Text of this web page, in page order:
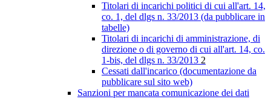
Titolari di incarichi politici di cui all'art. 14,
co. 1, del dlgs n. 33/2013 (da pubblicare in
tabelle)
Titolari di incarichi di amministrazione, di
direzione o di governo di cui all'art. 14, co.
1-bis, del dlgs n. 33/2013 2
Cessati dall'incarico (documentazione da
pubblicare sul sito web)
Sanzioni per mancata comunicazione dei dati